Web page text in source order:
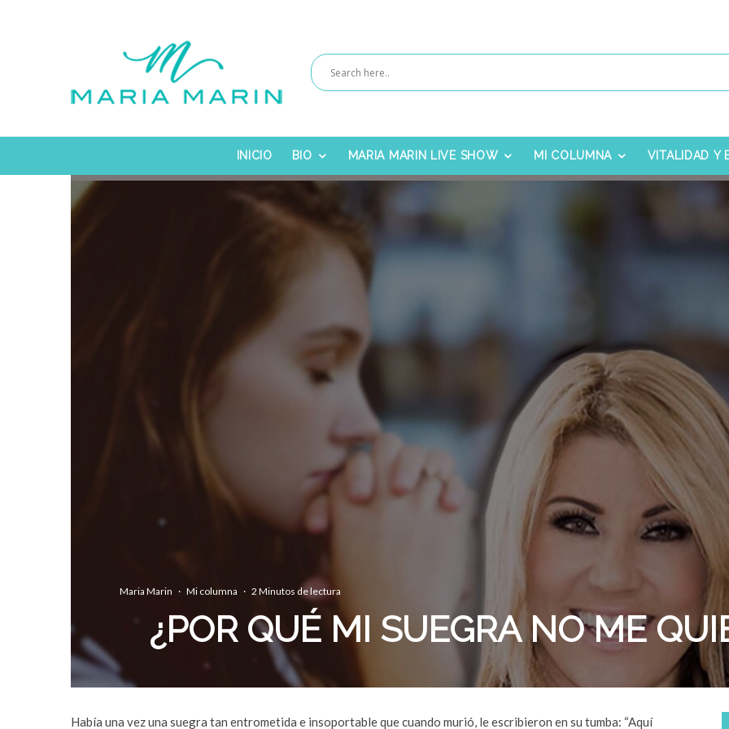
INICIO BIO MARIA MARIN LIVE SHOW MI COLUMNA VITALIDAD Y
Maria Marin · Mi columna · 2 Minutos de lectura
¿POR QUÉ MI SUEGRA NO ME
Había una vez una suegra tan entrometida e insoportable que cuando murió, le escribieron en su tumba: “Aquí